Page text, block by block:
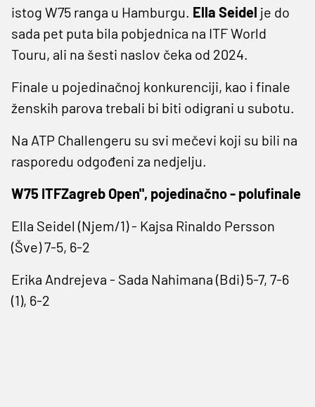
istog W75 ranga u Hamburgu. Ella Seidel je do
sada pet puta bila pobjednica na ITF World
Touru, ali na šesti naslov čeka od 2024.
Finale u pojedinačnoj konkurenciji, kao i finale
ženskih parova trebali bi biti odigrani u subotu.
Na ATP Challengeru su svi mečevi koji su bili na
rasporedu odgođeni za nedjelju.
W75 ITFZagreb Open", pojedinačno - polufinale
Ella Seidel (Njem/1) - Kajsa Rinaldo Persson
(Šve) 7-5, 6-2
Erika Andrejeva - Sada Nahimana (Bdi) 5-7, 7-6
(1), 6-2